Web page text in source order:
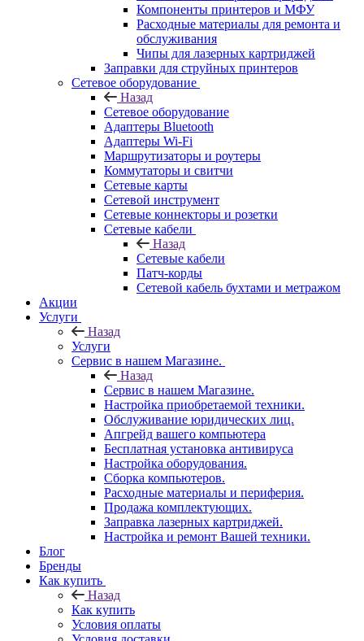
Компоненты принтеров и МФУ
Расходные материалы для ремонта и
обслуживания
Чипы для лазерных картриджей
Заправки для струйных принтеров
Сетевое оборудование
Назад
Сетевое оборудование
Адаптеры Bluetooth
Адаптеры Wi-Fi
Маршрутизаторы и роутеры
Коммутаторы и свитчи
Сетевые карты
Сетевой инструмент
Сетевые коннекторы и розетки
Сетевые кабели
Назад
Сетевые кабели
Патч-корды
Сетевой кабель бухтами и метражом
Акции
Услуги
Назад
Услуги
Сервис в нашем Магазине.
Назад
Сервис в нашем Магазине.
Настройка приобретаемой техники.
Обслуживание юридических лиц.
Апгрейд вашего компьютера
Бесплатная установка антивируса
Настройка оборудования.
Сборка компьютеров.
Расходные материалы и периферия.
Продажа комплектующих.
Заправка лазерных картриджей.
Настройка и ремонт Вашей техники.
Блог
Бренды
Как купить
Назад
Как купить
Условия оплаты